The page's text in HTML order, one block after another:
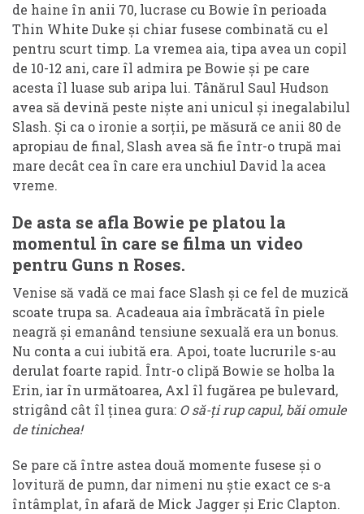
de haine în anii 70, lucrase cu Bowie în perioada
Thin White Duke și chiar fusese combinată cu el
pentru scurt timp. La vremea aia, tipa avea un copil
de 10-12 ani, care îl admira pe Bowie și pe care
acesta îl luase sub aripa lui. Tânărul Saul Hudson
avea să devină peste niște ani unicul și inegalabilul
Slash. Și ca o ironie a sorții, pe măsură ce anii 80 de
apropiau de final, Slash avea să fie într-o trupă mai
mare decât cea în care era unchiul David la acea
vreme.
De asta se afla Bowie pe platou la
momentul în care se filma un video
pentru Guns n Roses.
Venise să vadă ce mai face Slash și ce fel de muzică
scoate trupa sa. Acadeaua aia îmbrăcată în piele
neagră și emanând tensiune sexuală era un bonus.
Nu conta a cui iubită era. Apoi, toate lucrurile s-au
derulat foarte rapid. Într-o clipă Bowie se holba la
Erin, iar în următoarea, Axl îl fugărea pe bulevard,
strigând cât îl ținea gura: O să-ți rup capul, băi omule
de tinichea!
Se pare că între astea două momente fusese și o
lovitură de pumn, dar nimeni nu știe exact ce s-a
întâmplat, în afară de Mick Jagger și Eric Clapton.